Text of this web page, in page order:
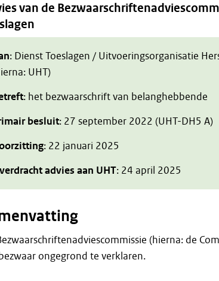
van de
: Dienst Toeslagen / Uitvoeringsorganisatie
UHT)
: het bezwaarschrift van belanghebbende
besluit: 27 september 2022 (UHT-DH5 A)
: 22 januari 2025
advies aan UHT: 24 april 2025
(hierna: de
ongegrond te verklaren.